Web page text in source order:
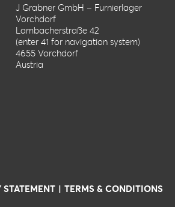
J Grabner GmbH – Furnierlager
Vorchdorf
Lambacherstraße 42
(enter 41 for navigation system)
4655 Vorchdorf
Austria
STATEMENT TERMS & CONDITIONS